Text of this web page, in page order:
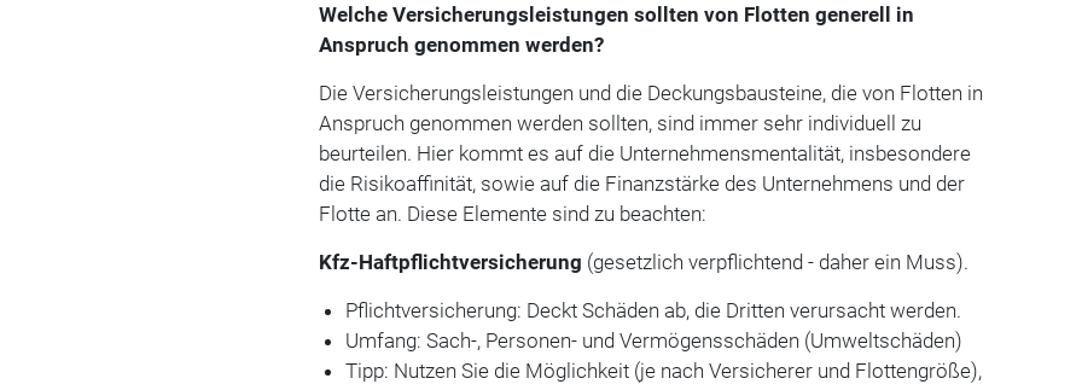
Welche Versicherungsleistungen sollten von Flotten generell in
Anspruch genommen werden?
Die Versicherungsleistungen und die Deckungsbausteine, die von Flotten in
Anspruch genommen werden sollten, sind immer sehr individuell zu
beurteilen. Hier kommt es auf die Unternehmensmentalität, insbesondere
die Risikoaffinität, sowie auf die Finanzstärke des Unternehmens und der
Flotte an. Diese Elemente sind zu beachten:
Kfz-Haftpflichtversicherung (gesetzlich verpflichtend - daher ein Muss).
Pflichtversicherung: Deckt Schäden ab, die Dritten verursacht werden.
Umfang: Sach-, Personen- und Vermögensschäden (Umweltschäden)
Tipp: Nutzen Sie die Möglichkeit (je nach Versicherer und Flottengröße),